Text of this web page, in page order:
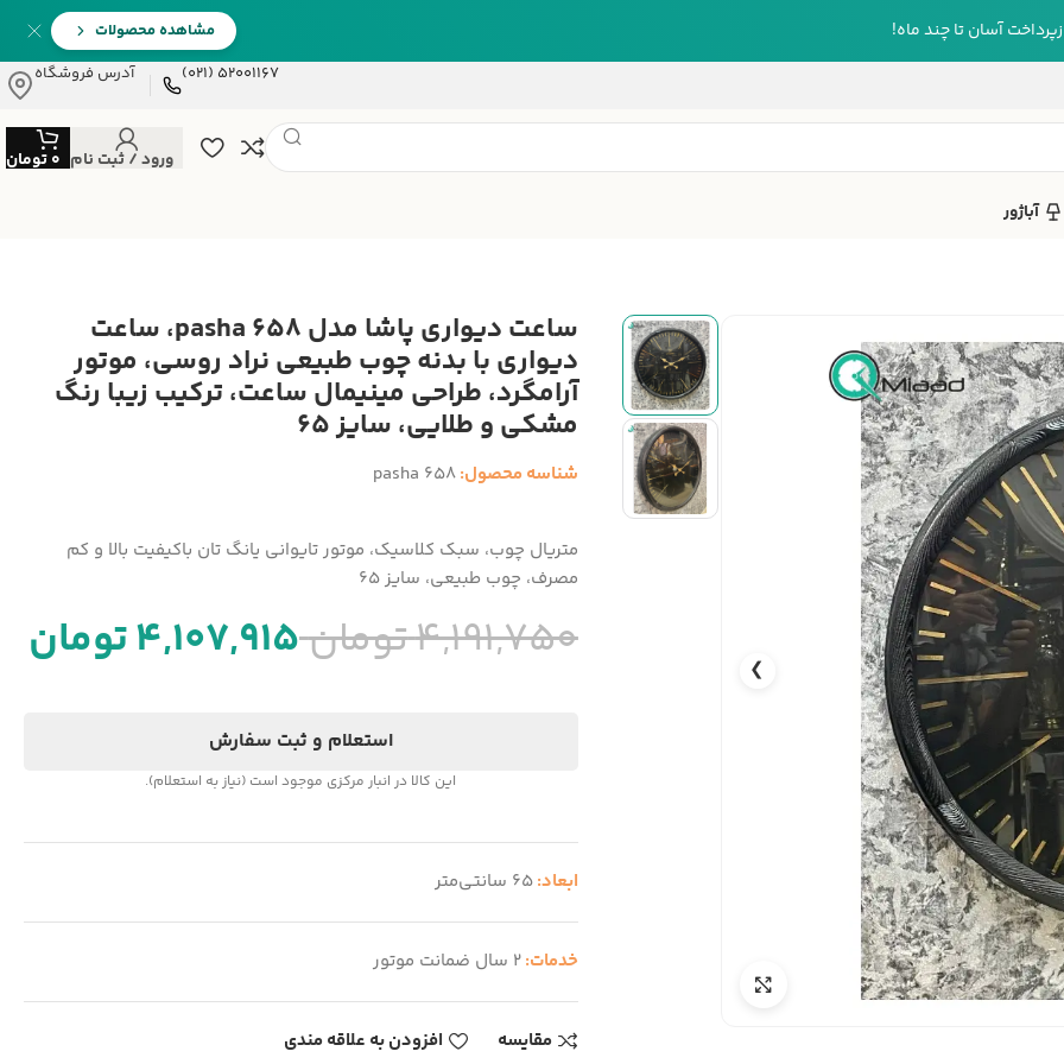
آسان تا چند ماه!
مشاهده محصولات
52001167 (021)
آدرس فروشگاه
ورود / ثبت نام 0تومان
آباژور
❯
ساعت دیواری پاشا مدل pasha 658، ساعت
دیواری با بدنه چوب طبیعی نراد روسی، موتور
آرامگرد، طراحی مینیمال ساعت، ترکیب زیبا رنگ
مشکی و طلایی، سایز 65
شناسه محصول:pasha 658
متریال چوب، سبک کلاسیک، موتور تایوانی یانگ تان باکیفیت بالا و کم
مصرف، چوب طبیعی، سایز 65
4,191,750تومان4,107,915تومان
استعلام و ثبت سفارش
این کالا در انبار مرکزی موجود است (نیاز به استعلام).
ابعاد:65 سانتی‌متر
خدمات:2 سال ضمانت موتور
مقایسه افزودن به علاقه مندی